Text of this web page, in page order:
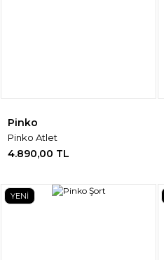
Pinko
Pinko Atlet
4.890,00 TL
YENİ